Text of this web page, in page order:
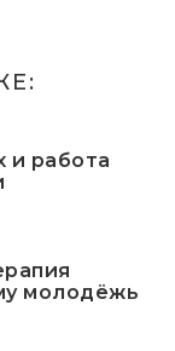
и работа
молодёжь